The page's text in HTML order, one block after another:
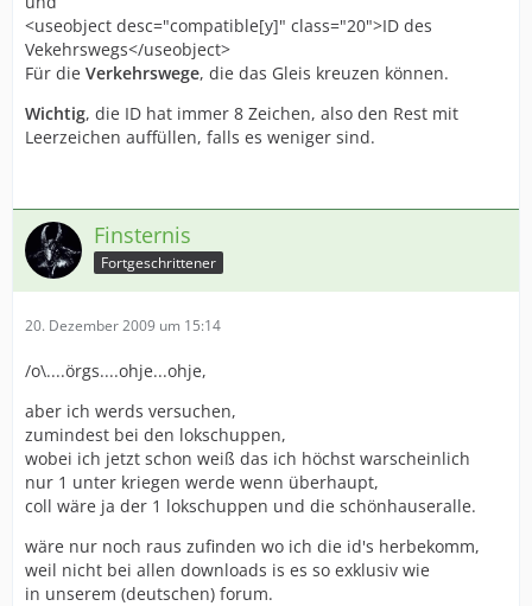
<useobject desc="compatible[y]" class="20">ID des
Vekehrswegs</useobject>
Für die Verkehrswege, die das Gleis kreuzen können.
Wichtig, die ID hat immer 8 Zeichen, also den Rest mit
Leerzeichen auffüllen, falls es weniger sind.
Finsternis
Fortgeschrittener
20. Dezember 2009 um 15:14
/o\....örgs....ohje...ohje,
aber ich werds versuchen,
zumindest bei den lokschuppen,
wobei ich jetzt schon weiß das ich höchst warscheinlich
nur 1 unter kriegen werde wenn überhaupt,
coll wäre ja der 1 lokschuppen und die schönhauseralle.
wäre nur noch raus zufinden wo ich die id's herbekomm,
weil nicht bei allen downloads is es so exklusiv wie
in unserem (deutschen) forum.